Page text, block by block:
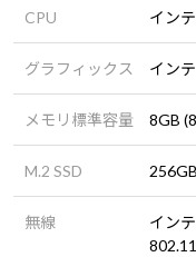
CPU イン
グラフィックス イン
メモリ標準容量 8GB
M.2 SSD
無線
イン